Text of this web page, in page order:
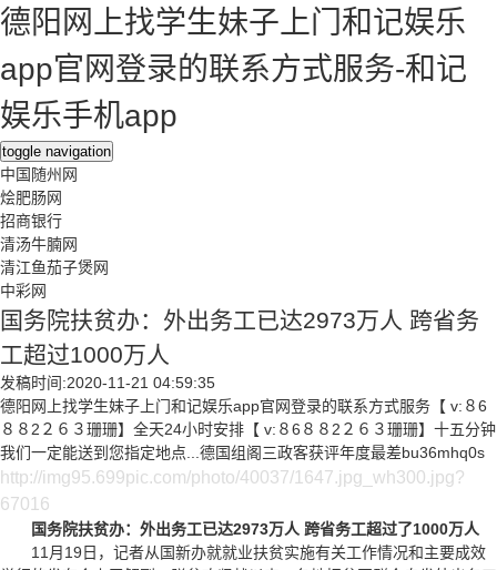
德阳网上找学生妹子上门和记娱乐
app官网登录的联系方式服务-和记
娱乐手机app
toggle navigation
中国随州网
烩肥肠网
招商银行
清汤牛腩网
清江鱼茄子煲网
中彩网
国务院扶贫办：外出务工已达2973万人 跨省务
工超过1000万人
发稿时间:2020-11-21 04:59:35
德阳网上找学生妹子上门和记娱乐app官网登录的联系方式服务【 v:８6
８８2２６３珊珊】全天24小时安排【 v:８6８８2２６３珊珊】十五分钟
我们一定能送到您指定地点...德国组阁三政客获评年度最差bu36mhq0s
http://img95.699pic.com/photo/40037/1647.jpg_wh300.jpg?
67016
国务院扶贫办：外出务工已达2973万人 跨省务工超过了1000万人
11月19日，记者从国新办就就业扶贫实施有关工作情况和主要成效